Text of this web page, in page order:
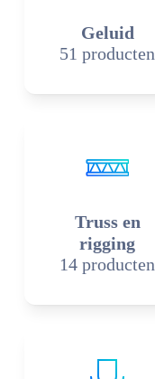
Geluid
51 producten
Truss en
rigging
14 producten